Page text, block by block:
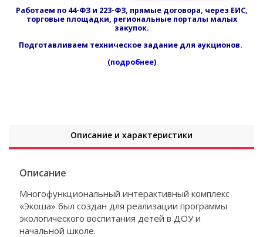
Работаем по 44-ФЗ и 223-ФЗ, прямые договора, через ЕИС,
торговые площадки, региональные порталы малых
закупок.
Подготавливаем техническое задание для аукционов.
(подробнее)
Описание и характеристики
Описание
Многофункциональный интерактивный комплекс
«Экоша» был создан для реализации программы
экологического воспитания детей в ДОУ и
начальной школе.